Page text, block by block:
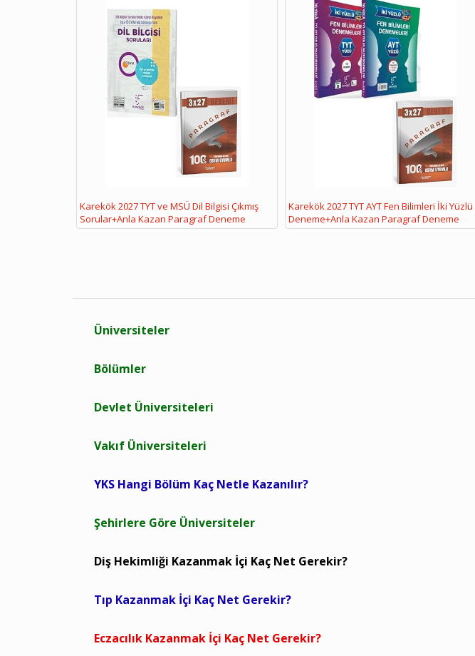
Karekök 2027 TYT ve MSÜ Dil Bilgisi Çıkmış
Sorular+Anla Kazan Paragraf Deneme
Karekök 2027 TYT AYT Fen Bilimleri İki Yüzlü
Deneme+Anla Kazan Paragraf Deneme
Üniversiteler
Bölümler
Devlet Üniversiteleri
Vakıf Üniversiteleri
YKS Hangi Bölüm Kaç Netle Kazanılır?
Şehirlere Göre Üniversiteler
Diş Hekimliği Kazanmak İçi Kaç Net Gerekir?
Tıp Kazanmak İçi Kaç Net Gerekir?
Eczacılık Kazanmak İçi Kaç Net Gerekir?